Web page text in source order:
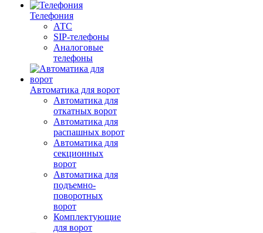
Телефония
АТС
SIP-телефоны
Аналоговые
телефоны
Автоматика для ворот
Автоматика для
откатных ворот
Автоматика для
распашных ворот
Автоматика для
секционных
ворот
Автоматика для
подъемно-
поворотных
ворот
Комплектующие
для ворот